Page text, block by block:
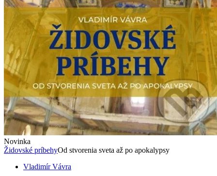
Novinka
Židovské príbehyOd stvorenia sveta až po apokalypsy
Vladimír Vávra